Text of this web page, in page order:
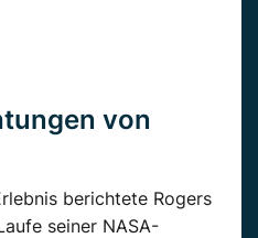
von
berichtete Rogers
seiner NASA-